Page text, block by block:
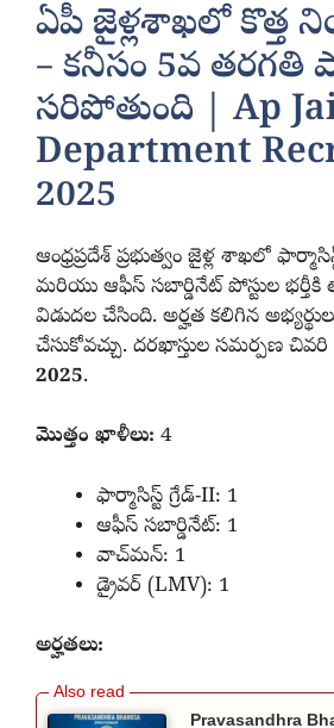
ఏపీ జైళ్లశాఖలో కొత్త
– కనీసం 5వ తరగతి
సరిపోతుంది | Ap
Department
2025
ఆంధ్రప్రదేశ్ ప్రభుత్వం జైళ్ల శాఖలో
మరియు ఆఫీస్ సబార్డినేట్ పోస్టుల
విడుదల చేసింది. అర్హత కలిగిన
చేసుకోవచ్చు. దరఖాస్తుల సమర్పణ
2025.
మొత్తం ఖాళీలు: 4
ఫార్మాసిస్ట్ గ్రేడ్-II: 1
ఆఫీస్ సబార్డినేట్: 1
వాచ్‌మన్: 1
డ్రైవర్ (LMV): 1
అర్హతలు:
Pravasandhra